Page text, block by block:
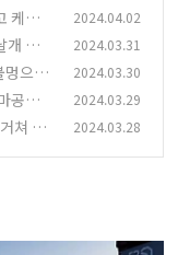
이블
2024.04.02
보고
2024.03.31
멍으로
2024.03.30
공원
2024.03.29
쳐 천
2024.03.28